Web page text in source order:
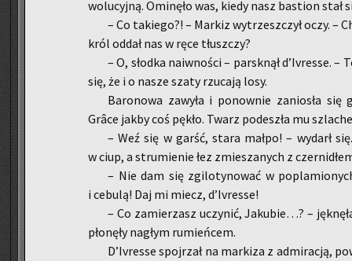
wo­lu­cyj­ną. Omi­nę­ło was, kiedy nasz ba­stion stał
– Co ta­kie­go?! – Mar­kiz wy­trzesz­czył oczy. –
król oddał nas w ręce tłusz­czy?
– O, słod­ka na­iw­no­ści – par­sk­nął d’Ivres­se. –
się, że i o nasze szaty rzu­ca­ją losy.
Ba­ro­no­wa za­wy­ła i po­now­nie za­nio­sła
Grâce jakby coś pękło. Twarz po­de­szła mu
– Weź się w garść, stara małpo! – wy­darł
w ciup, a stru­mie­nie łez zmie­sza­nych z
– Nie dam się zgi­lo­ty­no­wać w
i ce­bu­lą! Daj mi miecz, d’Ivres­se!
– Co za­mie­rzasz uczy­nić, Ja­ku­bie…? –
pło­nę­ły na­głym ru­mień­cem.
D’Ivres­se spoj­rzał na mar­ki­za z ad­mi­ra­cją,